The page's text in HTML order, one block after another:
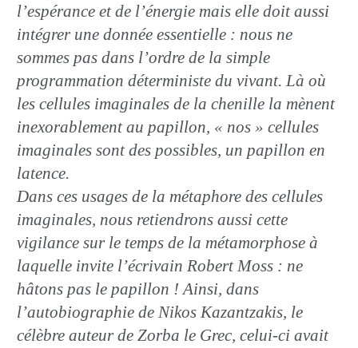
l’espérance et de l’énergie mais elle doit aussi
intégrer une donnée essentielle : nous ne
sommes pas dans l’ordre de la simple
programmation déterministe du vivant. Là où
les cellules imaginales de la chenille la mènent
inexorablement au papillon, « nos » cellules
imaginales sont des possibles, un papillon en
latence.
Dans ces usages de la métaphore des cellules
imaginales, nous retiendrons aussi cette
vigilance sur le temps de la métamorphose à
laquelle invite l’écrivain Robert Moss : ne
hâtons pas le papillon ! Ainsi, dans
l’autobiographie de Nikos Kazantzakis, le
célèbre auteur de Zorba le Grec, celui-ci avait